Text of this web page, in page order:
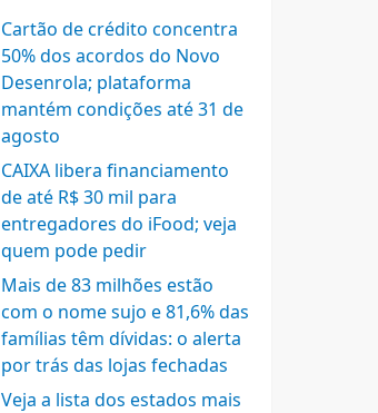
Cartão de crédito concentra
50% dos acordos do Novo
Desenrola; plataforma
mantém condições até 31 de
agosto
CAIXA libera financiamento
de até R$ 30 mil para
entregadores do iFood; veja
quem pode pedir
Mais de 83 milhões estão
com o nome sujo e 81,6% das
famílias têm dívidas: o alerta
por trás das lojas fechadas
Veja a lista dos estados mais